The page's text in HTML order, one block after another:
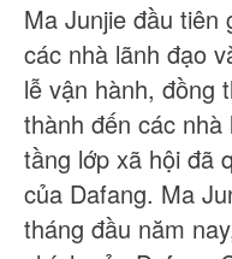
Ma Junjie đầu tiên
các nhà lãnh đạo
lễ vận hành, đồng
thành đến các
tầng lớp xã hội đã
của Dafang. Ma
tháng đầu năm